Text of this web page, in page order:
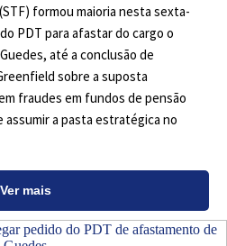
formou maioria nesta sexta-
PDT para afastar do cargo o
até a conclusão de
sobre a suposta
fraudes em fundos de pensão
a pasta estratégica no
Ver mais